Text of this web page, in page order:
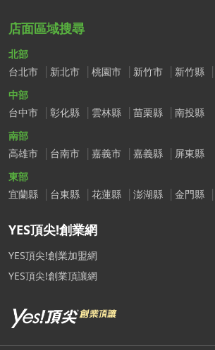
店面區域搜尋
北部
台北市
新北市 桃園市 新竹市 新竹縣
中部
台中市
彰化縣 雲林縣 苗栗縣
南投縣
南部
高雄市
台南市 嘉義市 嘉義縣
屏東縣
東部
宜蘭縣
台東縣 花蓮縣 澎湖縣 金門縣
YES頂尖!創業網
YES頂尖!創業加盟網
YES頂尖!創業頂讓網